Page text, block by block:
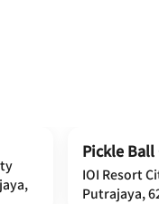
Pickle
IOI Resort
Putrajaya,